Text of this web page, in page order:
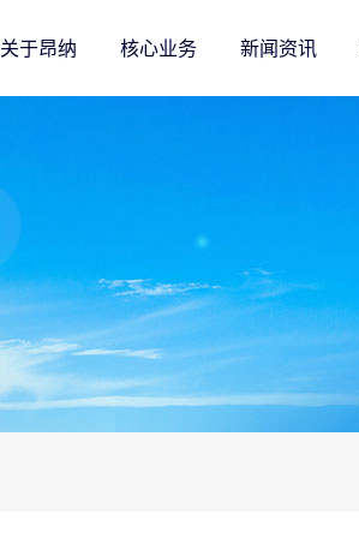
关于昂纳 核心业务 新闻资讯